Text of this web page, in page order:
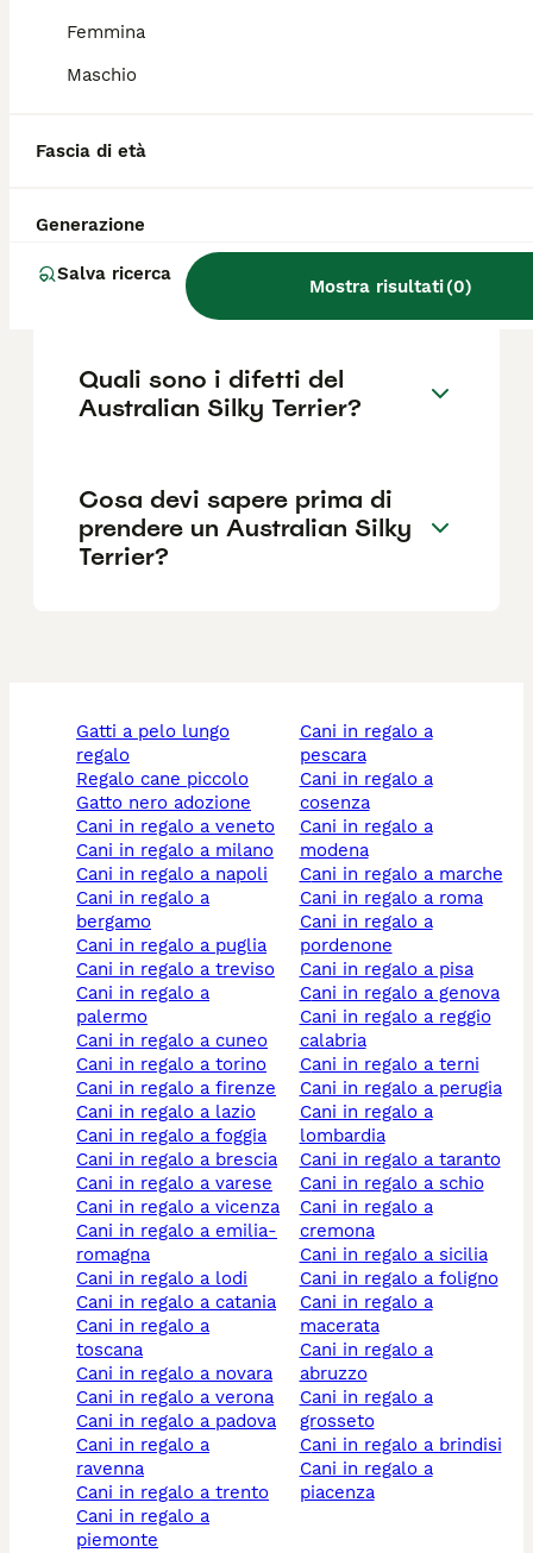
Femmina
Maschio
Fascia di età
Generazione
Salva ricerca
Mostra risultati(0)
base a fattori come il pedigree, la
Quanto dura la vita di un
Australian Silky Terrier?
Qual è il carattere del
Australian Silky Terrier?
Quali sono i difetti del
Australian Silky Terrier?
Cosa devi sapere prima di
prendere un Australian Silky
Terrier?
gatti a pelo lungo
regalo
regalo cane piccolo
gatto nero adozione
cani in regalo a veneto
cani in regalo a milano
cani in regalo a napoli
cani in regalo a
bergamo
cani in regalo a puglia
cani in regalo a treviso
cani in regalo a
palermo
cani in regalo a cuneo
cani in regalo a torino
cani in regalo a firenze
cani in regalo a lazio
cani in regalo a foggia
cani in regalo a brescia
cani in regalo a varese
cani in regalo a vicenza
cani in regalo a emilia-
romagna
cani in regalo a lodi
cani in regalo a catania
cani in regalo a
toscana
cani in regalo a novara
cani in regalo a verona
cani in regalo a padova
cani in regalo a
ravenna
cani in regalo a trento
cani in regalo a
piemonte
cani in regalo a
pescara
cani in regalo a
cosenza
cani in regalo a
modena
cani in regalo a marche
cani in regalo a roma
cani in regalo a
pordenone
cani in regalo a pisa
cani in regalo a genova
cani in regalo a reggio
calabria
cani in regalo a terni
cani in regalo a perugia
cani in regalo a
lombardia
cani in regalo a taranto
cani in regalo a schio
cani in regalo a
cremona
cani in regalo a sicilia
cani in regalo a foligno
cani in regalo a
macerata
cani in regalo a
abruzzo
cani in regalo a
grosseto
cani in regalo a brindisi
cani in regalo a
piacenza